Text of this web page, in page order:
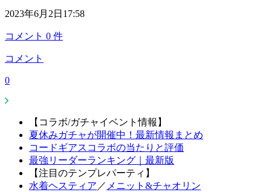
2023年6月2日17:58
コメント 0 件
コメント
0
【コラボ/ガチャイベント情報】
夏休みガチャが開催中！最新情報まとめ
コードギアスコラボの当たりと評価
最強リーダーランキング｜最新版
【注目のテンプレパーティ】
水着ヘスティア ／ メニット&チャオリン